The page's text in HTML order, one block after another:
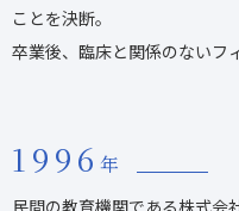
ことを決断。
卒業後、臨床と関係のないフ
1996 年